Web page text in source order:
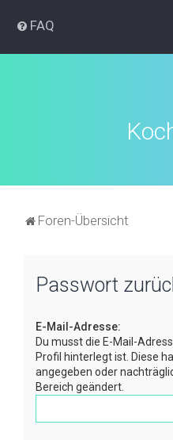
FAQ
Foren-Übersicht
Passwort
E-Mail-Adresse:
Du musst die E-Mail-
Profil hinterlegt ist. Diese
angegeben oder
Bereich geändert.